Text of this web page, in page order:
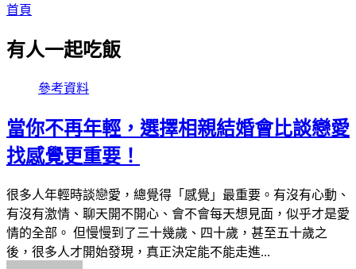
首頁
有人一起吃飯
參考資料
當你不再年輕，選擇相親結婚會比談戀愛
找感覺更重要！
很多人年輕時談戀愛，總覺得「感覺」最重要。有沒有心動、
有沒有激情、聊天開不開心、會不會每天想見面，似乎才是愛
情的全部。 但慢慢到了三十幾歲、四十歲，甚至五十歲之
後，很多人才開始發現，真正決定能不能走進...